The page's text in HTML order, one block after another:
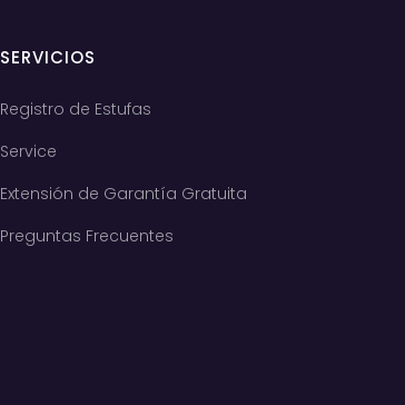
SERVICIOS
Registro de Estufas
Service
Extensión de Garantía Gratuita
Preguntas Frecuentes